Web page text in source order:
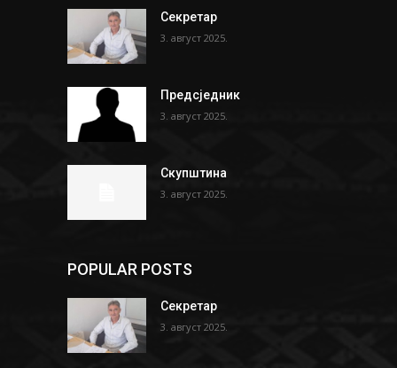
Секретар
3. август 2025.
Предсједник
3. август 2025.
Скупштина
3. август 2025.
POPULAR POSTS
Секретар
3. август 2025.